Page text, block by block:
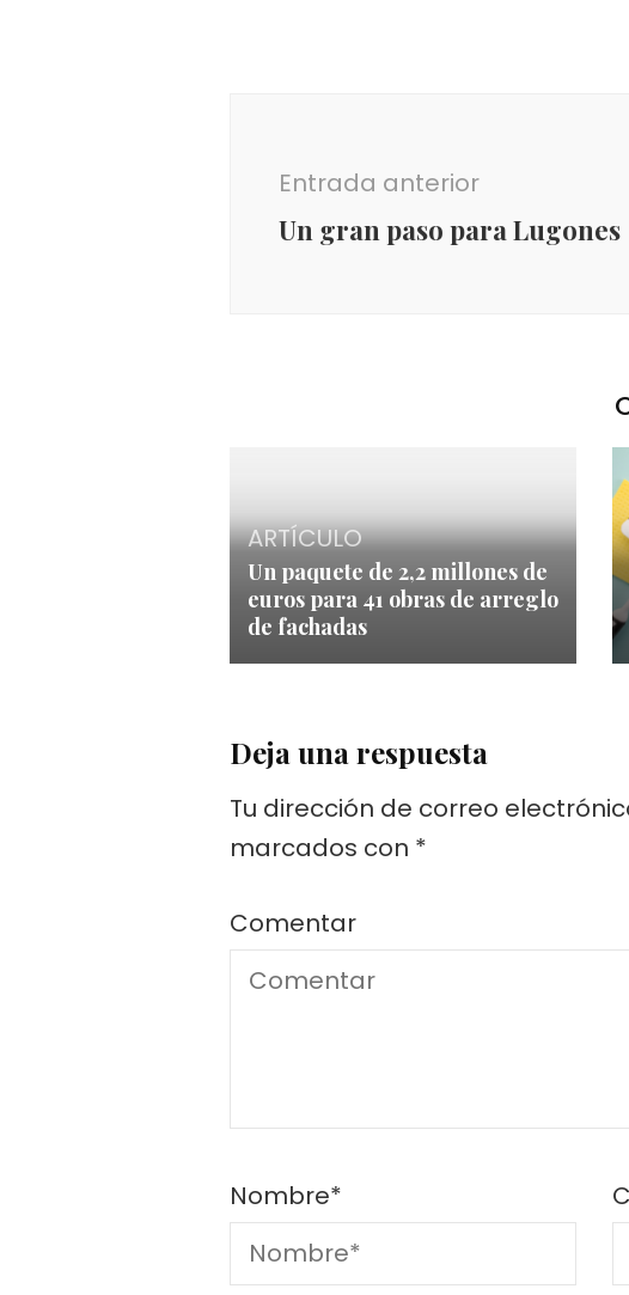
entradas
Entrada anterior
Un gran paso para Lugones
ARTÍCULO
Un paquete de 2,2 millones de
euros para 41 obras de arreglo
de fachadas
Deja una respuesta
Tu dirección de correo
marcados con *
Comentar
Nombre*